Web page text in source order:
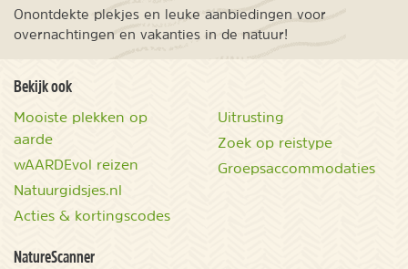
Onontdekte plekjes en leuke aanbiedingen voor
overnachtingen en vakanties in de natuur!
Bekijk ook
Mooiste plekken op
aarde
wAARDEvol reizen
Natuurgidsjes.nl
Acties & kortingscodes
Uitrusting
Zoek op reistype
Groepsaccommodaties
NatureScanner